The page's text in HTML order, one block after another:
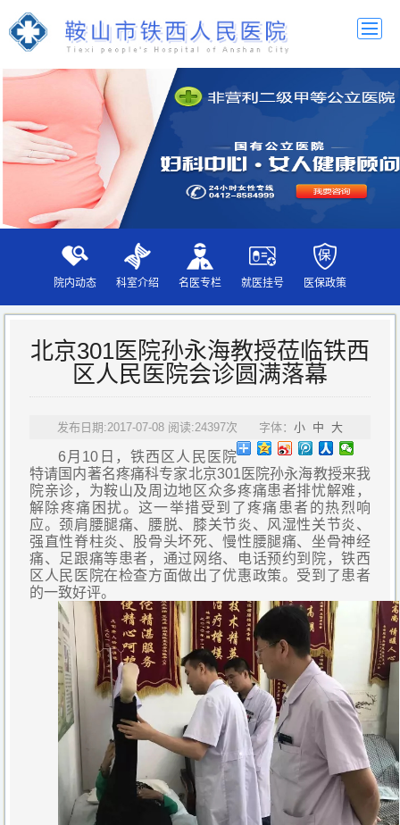
院内动态 科室介绍 名医专栏 就医挂号 医保政策
北京301医院孙永海教授莅临铁西
区人民医院会诊圆满落幕
发布日期:2017-07-08 阅读:24397次 字体： 小 中 大
6月10日，铁西区人民医院
特请国内著名疼痛科专家北京301医院孙永海教授来我
院亲诊，为鞍山及周边地区众多疼痛患者排忧解难，
解除疼痛困扰。这一举措受到了疼痛患者的热烈响
应。颈肩腰腿痛、腰脱、膝关节炎、风湿性关节炎、
强直性脊柱炎、股骨头坏死、慢性腰腿痛、坐骨神经
痛、足跟痛等患者，通过网络、电话预约到院，铁西
区人民医院在检查方面做出了优惠政策。受到了患者
的一致好评。